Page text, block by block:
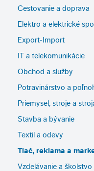
Cestovanie a doprava
Elektro a elektrické
Export-Import
IT a telekomunikácie
Obchod a služby
Potravinárstvo a
Priemysel, stroje a
Stavba a bývanie
Textil a odevy
Tlač, reklama a
Vzdelávanie a školstvo